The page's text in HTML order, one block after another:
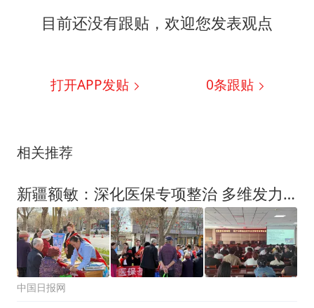
目前还没有跟贴，欢迎您发表观点
打开APP发贴 0条跟贴
相关推荐
新疆额敏：深化医保专项整治 多维发力守护百姓“看病钱”
中国日报网